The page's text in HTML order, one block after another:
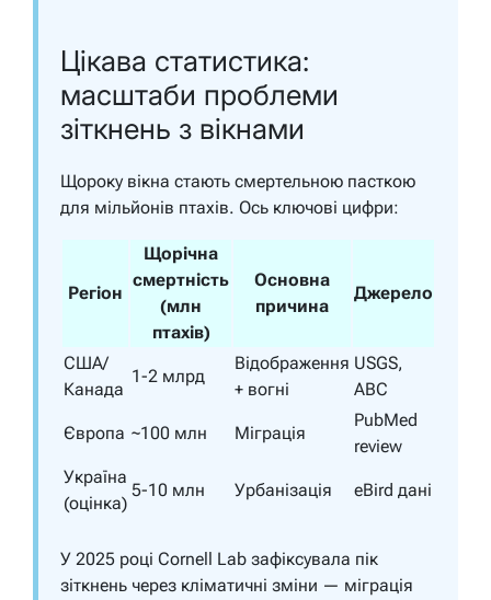
Цікава статистика:
масштаби проблеми
зіткнень з вікнами
Щороку вікна стають смертельною пасткою
для мільйонів птахів. Ось ключові цифри:
Регіон
Щорічна
смертність
(млн
птахів)
Основна
причина
Джерело
США/
Канада
1-2 млрд
Відображення
+ вогні
USGS,
ABC
Європа ~100 млн Міграція
PubMed
review
Україна
(оцінка)
5-10 млн Урбанізація eBird дані
У 2025 році Cornell Lab зафіксувала пік
зіткнень через кліматичні зміни — міграція